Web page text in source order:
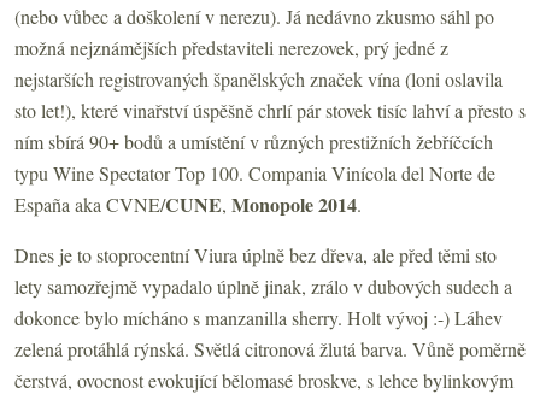
(nebo vůbec a doškolení v nerezu). Já nedávno zkusmo sáhl po
možná nejznámějších představiteli nerezovek, prý jedné z
nejstarších registrovaných španělských značek vína (loni oslavila
sto let!), které vinařství úspěšně chrlí pár stovek tisíc lahví a přesto s
ním sbírá 90+ bodů a umístění v různých prestižních žebříčcích
typu Wine Spectator Top 100. Compania Vinícola del Norte de
España aka CVNE/CUNE, Monopole 2014.
Dnes je to stoprocentní Viura úplně bez dřeva, ale před těmi sto
lety samozřejmě vypadalo úplně jinak, zrálo v dubových sudech a
dokonce bylo mícháno s manzanilla sherry. Holt vývoj :-) Láhev
zelená protáhlá rýnská. Světlá citronová žlutá barva. Vůně poměrně
čerstvá, ovocnost evokující bělomasé broskve, s lehce bylinkovým